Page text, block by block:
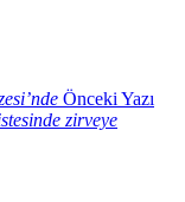
Önceki Yazı
zirveye